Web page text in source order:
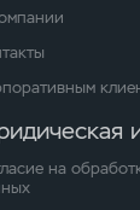
на